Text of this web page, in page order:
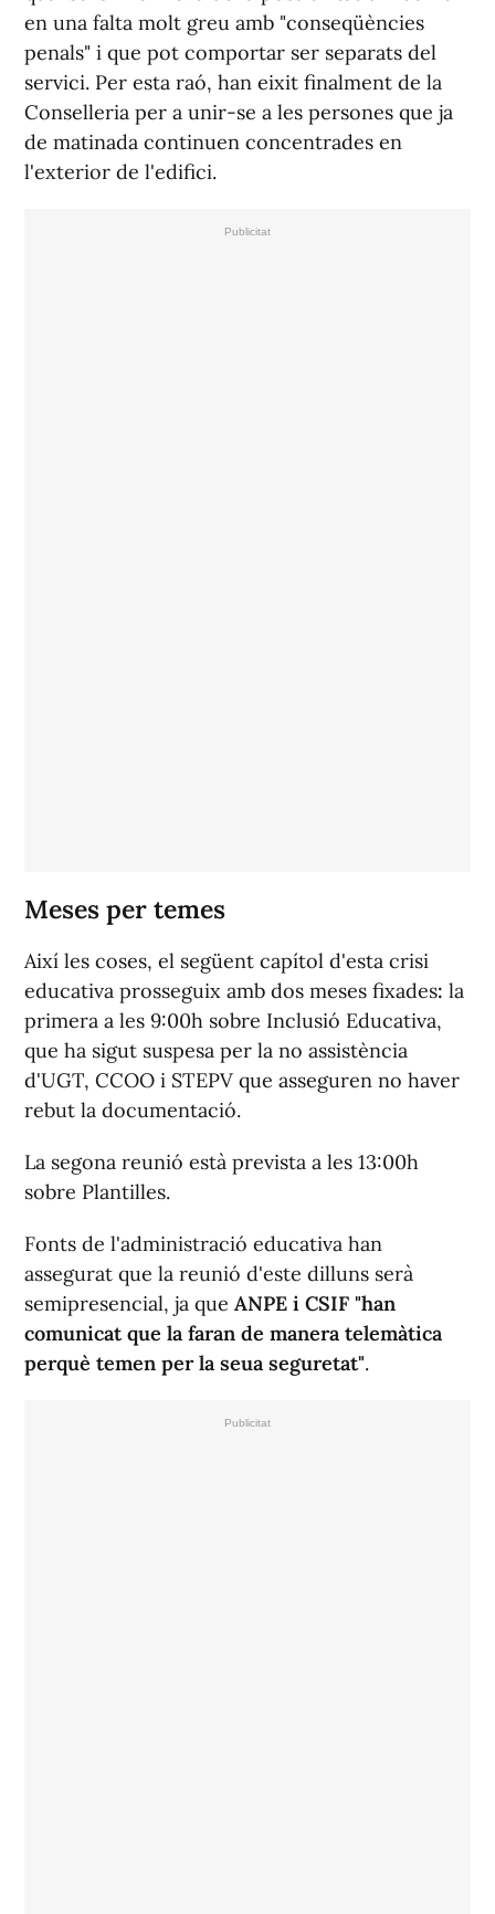
en una falta molt greu amb "conseqüències
penals" i que pot comportar ser separats del
servici. Per esta raó, han eixit finalment de la
Conselleria per a unir-se a les persones que ja
de matinada continuen concentrades en
l'exterior de l'edifici.
Meses per temes
Així les coses, el següent capítol d'esta crisi
educativa prosseguix amb dos meses fixades: la
primera a les 9:00h sobre Inclusió Educativa,
que ha sigut suspesa per la no assistència
d'UGT, CCOO i STEPV que asseguren no haver
rebut la documentació.
La segona reunió està prevista a les 13:00h
sobre Plantilles.
Fonts de l'administració educativa han
assegurat que la reunió d'este dilluns serà
semipresencial, ja que ANPE i CSIF "han
comunicat que la faran de manera telemàtica
perquè temen per la seua seguretat".